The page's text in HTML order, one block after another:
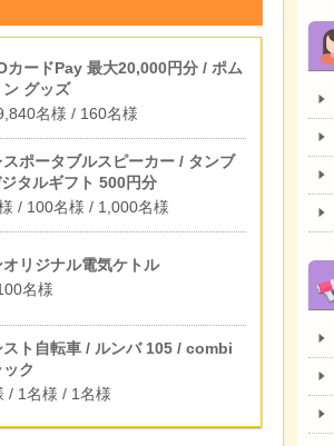
カードPay 最大20,000円分 / ポム
グッズ
名様 / 160名様
スポータブルスピーカー / タンブ
タルギフト 500円分
/ 100名様 / 1,000名様
オリジナル電気ケトル
名様
スト自転車 / ルンバ 105 / combi
ク
/ 1名様 / 1名様